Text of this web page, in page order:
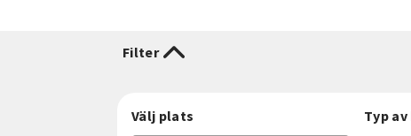
Filter
Välj plats
Typ